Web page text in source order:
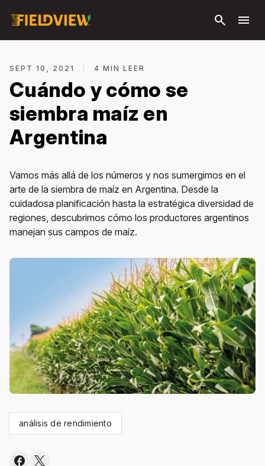
search menu
SEPT 10, 2021 4 MIN LEER
Cuándo y cómo se
siembra maíz en
Argentina
Vamos más allá de los números y nos sumergimos en el
arte de la siembra de maíz en Argentina. Desde la
cuidadosa planificación hasta la estratégica diversidad de
regiones, descubrimos cómo los productores argentinos
manejan sus campos de maíz.
análisis de rendimiento